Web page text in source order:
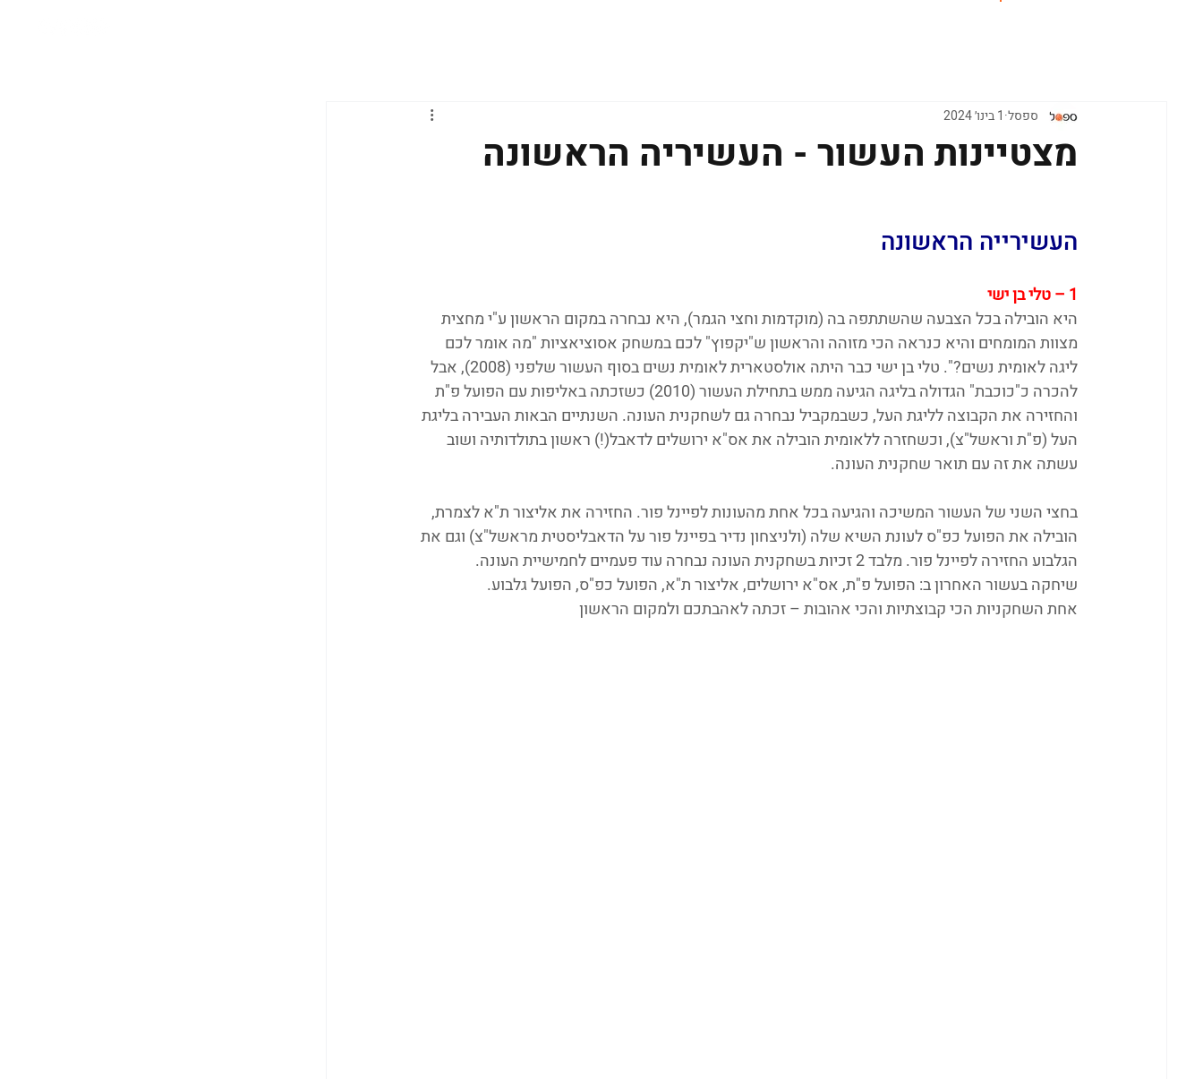
מצטיינות העשור - העשיריה הראשונה
ספסל 1 בינו׳ 2024
העשירייה הראשונה
1 – טלי בן ישי
היא הובילה בכל הצבעה שהשתתפה בה (מוקדמות וחצי הגמר), היא נבחרה במקום הראשון ע"י מחצית
מצוות המומחים והיא כנראה הכי מזוהה והראשון ש"יקפוץ" לכם במשחק אסוציאציות "מה אומר לכם
ליגה לאומית נשים?". טלי בן ישי כבר היתה אולסטארית לאומית נשים בסוף העשור שלפני (2008), אבל
להכרה כ"כוכבת" הגדולה בליגה הגיעה ממש בתחילת העשור (2010) כשזכתה באליפות עם הפועל פ"ת
והחזירה את הקבוצה לליגת העל, כשבמקביל נבחרה גם לשחקנית העונה. השנתיים הבאות העבירה בליגת
העל (פ"ת וראשל"צ), וכשחזרה ללאומית הובילה את אס"א ירושלים לדאבל(!) ראשון בתולדותיה ושוב
עשתה את זה עם תואר שחקנית העונה.
בחצי השני של העשור המשיכה והגיעה בכל אחת מהעונות לפיינל פור. החזירה את אליצור ת"א לצמרת,
הובילה את הפועל כפ"ס לעונת השיא שלה (ולניצחון נדיר בפיינל פור על הדאבליסטית מראשל"צ) וגם את
הגלבוע החזירה לפיינל פור. מלבד 2 זכיות בשחקנית העונה נבחרה עוד פעמיים לחמישיית העונה.
שיחקה בעשור האחרון ב: הפועל פ"ת, אס"א ירושלים, אליצור ת"א, הפועל כפ"ס, הפועל גלבוע.
אחת השחקניות הכי קבוצתיות והכי אהובות – זכתה לאהבתכם ולמקום הראשון